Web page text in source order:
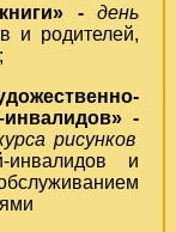
- день
и родителей,
-
рисунков
и